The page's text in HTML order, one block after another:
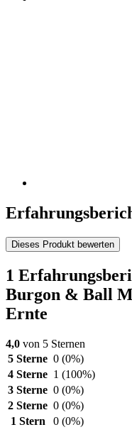
Dieses Produkt bewerten
1
Burgon & Ball
Ernte
4,0 von 5 Sternen
5 Sterne 0 (0%)
4 Sterne 1 (100%)
3 Sterne 0 (0%)
2 Sterne 0 (0%)
1 Stern
0 (0%)